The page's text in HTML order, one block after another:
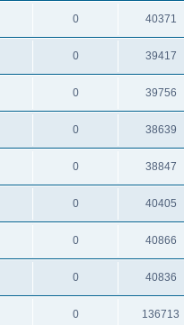
0 40371
0 39417
0 39756
0 38639
0 38847
0 40405
0 40866
0 40836
0 136713